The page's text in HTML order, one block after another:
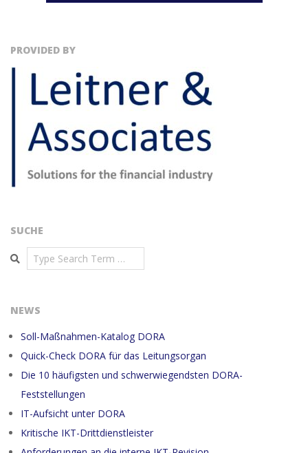
PROVIDED BY
SUCHE
Search
NEWS
Soll-Maßnahmen-Katalog DORA
Quick-Check DORA für das Leitungsorgan
Die 10 häufigsten und schwerwiegendsten DORA-
Feststellungen
IT-Aufsicht unter DORA
Kritische IKT-Drittdienstleister